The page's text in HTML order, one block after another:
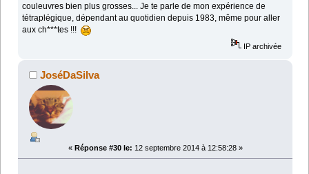
couleuvres bien plus grosses... Je te parle de mon expérience de
tétraplégique, dépendant au quotidien depuis 1983, même pour aller
aux ch***tes !!!
IP archivée
JoséDaSilva
« Réponse #30 le: 12 septembre 2014 à 12:58:28 »